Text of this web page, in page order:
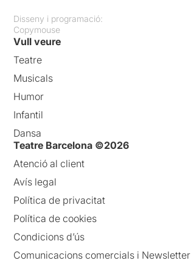
Disseny i programació:
Copymouse
Vull veure
Teatre
Musicals
Humor
Infantil
Dansa
Teatre Barcelona ©2026
Atenció al client
Avís legal
Política de privacitat
Política de cookies
Condicions d’ús
Comunicacions comercials i Newsletter